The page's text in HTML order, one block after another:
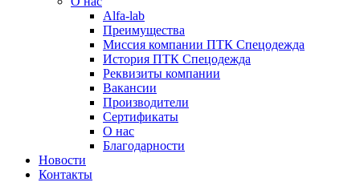
Alfa-lab
Преимущества
Миссия компании ПТК Спецодежда
История ПТК Спецодежда
Реквизиты компании
Вакансии
Производители
Сертификаты
О нас
Благодарности
Новости
Контакты